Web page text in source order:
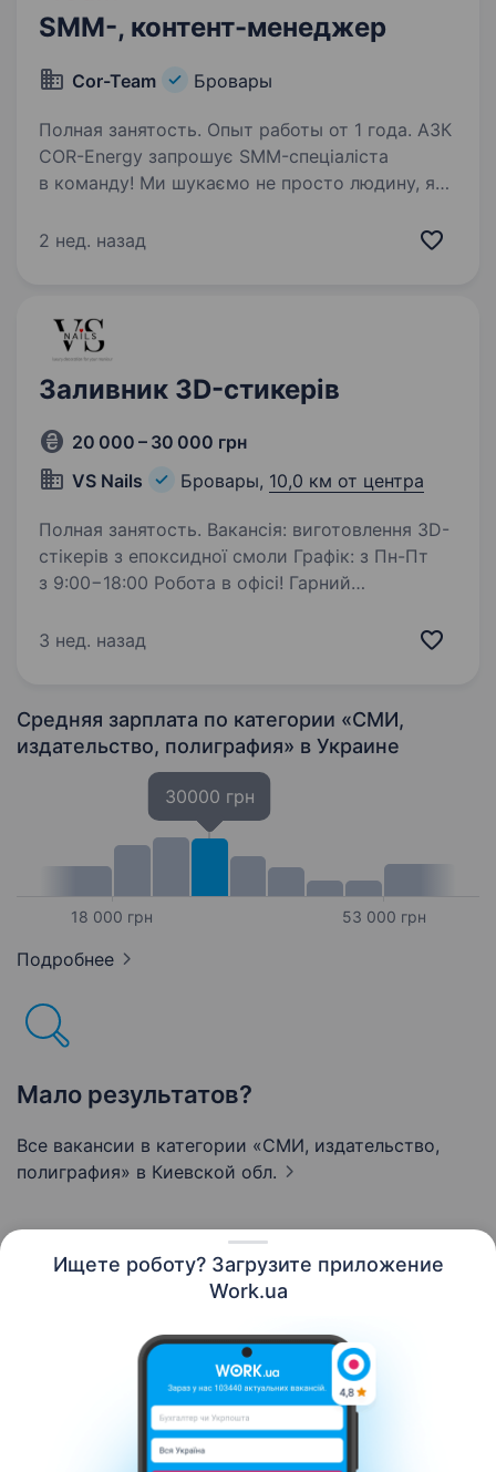
Ищете роботу? Загрузите приложение
Work.ua
SMM-, контент-менеджер
Cor-Team Бровары
Полная занятость. Опыт работы от 1 года. АЗК
COR-Energy запрошує SMM-спеціаліста
в команду! Ми шукаємо не просто людину, яка
системно і бачить у контенті інструмент росту
2 нед. назад
Заливник 3D-стикерів
20 000 – 30 000 грн
VS Nails
Бровары, 10,0 км от центра
Полная занятость. Вакансія: виготовлення 3D-
стікерів з епоксидної смоли Графік: з Пн-Пт
з 9:00−18:00 Робота в офісі! Гарний
уважну та відповідальну людину для творчої
3 нед. назад
Средняя зарплата по категории «СМИ,
издательство, полиграфия» в Украине
18 000 грн
30000 грн
53 000 грн
Подробнее
Мало результатов?
Все вакансии в категории «СМИ, издательство,
полиграфия» в Киевской обл.